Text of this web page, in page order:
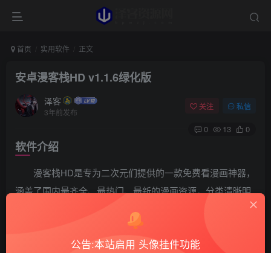
首页 实用软件 正文
安卓漫客栈HD v1.1.6绿化版
泽客
3年前发布
关注 私信
0 13 0
软件介绍
漫客栈HD是专为二次元们提供的一款免费看漫画神器，
涵盖了国内最齐全、最热门、最新的漫画资源，分类清晰明
确，能够快速的帮助用户找到需要的漫画，随时随地想看就
公告:本站启用 头像挂件功能